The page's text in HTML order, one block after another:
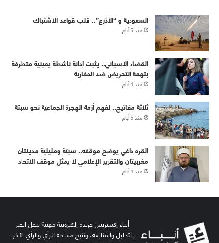
‏⁧‫السعودية‬⁩ و “الأذرع”.. قلب قواعد الاشتباك
منذ 5 أيام
القضاء الإسباني.. يثبت إدانة ناشطة يمينية متطرفة
بتهمة التحريض ضد المغاربة
منذ 4 أيام
ثلاثة مفاتيح.. لفهم أزمة الهجرة الجماعية نحو سبتة
منذ 5 أيام
القره داغي يوضح موقفه.. سبتة ومليلية مدينتان
مغربيتان والتقرير الإعلامي لا يمثل موقف الاتحاد
منذ 4 أيام
أنباء إكسبريس جريدة إلكترونية مهنية تنقل الخبر
بالتحليل والمتابعة، وتتيح مساحة للرأي والرأي الآخر،